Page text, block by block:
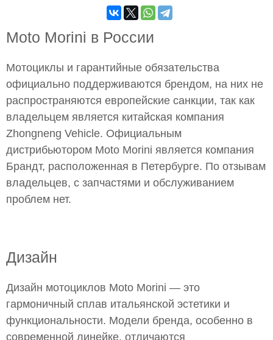
Moto Morini в России
Мотоциклы и гарантийные обязательства
официально поддерживаются брендом, на них не
распространяются европейские санкции, так как
владельцем является китайская компания
Zhongneng Vehicle. Официальным
дистрибьютором Moto Morini является компания
Брандт, расположенная в Петербурге. По отзывам
владельцев, с запчастями и обслуживанием
проблем нет.
Дизайн
Дизайн мотоциклов Moto Morini — это
гармоничный сплав итальянской эстетики и
функциональности. Модели бренда, особенно в
современной линейке, отличаются